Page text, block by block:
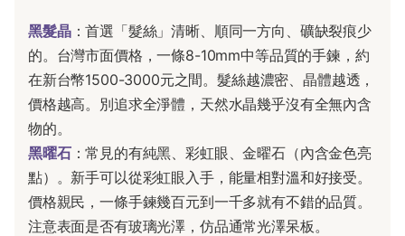
黑髮晶：首選「髮絲」清晰、順同一方向、礦缺裂痕少
的。台灣市面價格，一條8-10mm中等品質的手鍊，約
在新台幣1500-3000元之間。髮絲越濃密、晶體越透，
價格越高。別追求全淨體，天然水晶幾乎沒有全無內含
物的。
黑曜石：常見的有純黑、彩虹眼、金曜石（內含金色亮
點）。新手可以從彩虹眼入手，能量相對溫和好接受。
價格親民，一條手鍊幾百元到一千多就有不錯的品質。
注意表面是否有玻璃光澤，仿品通常光澤呆板。